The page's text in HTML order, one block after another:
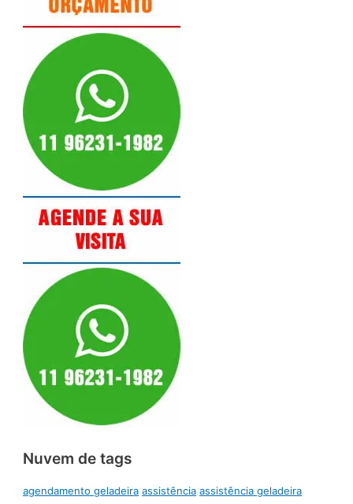
Nuvem de tags
agendamento geladeira assistência assistência geladeira